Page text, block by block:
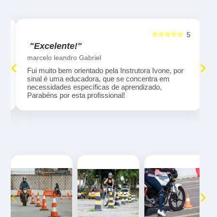
5
☆☆☆☆☆
"Excelente!"
marcelo leandro Gabriel
Fui muito bem orientado pela Instrutora Ivone, por
sinal é uma educadora, que se concentra em
necessidades específicas de aprendizado,
Parabéns por esta profissional!
‹ ›
‹ ›